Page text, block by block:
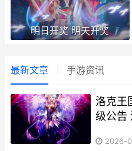
明日开奖 明天开奖
最新文章 手游资讯
洛克王
级公告
2026-